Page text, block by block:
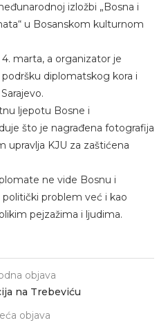
izložbi „Bosna i
u Bosanskom kulturnom
marta, a organizator je
diplomatskog kora i
ljepotu Bosne i
što je nagrađena fotografija
upravlja KJU za zaštićena
ne vide Bosnu i
problem već i kao
pejzažima i ljudima.
objava
na Trebeviću
objava